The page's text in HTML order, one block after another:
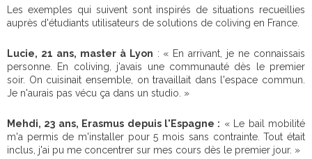
Les exemples qui suivent sont inspirés de situations recueillies
auprès d'étudiants utilisateurs de solutions de coliving en France.
Lucie, 21 ans, master à Lyon : « En arrivant, je ne connaissais
personne. En coliving, j'avais une communauté dès le premier
soir. On cuisinait ensemble, on travaillait dans l'espace commun.
Je n'aurais pas vécu ça dans un studio. »
Mehdi, 23 ans, Erasmus depuis l'Espagne : « Le bail mobilité
m'a permis de m'installer pour 5 mois sans contrainte. Tout était
inclus, j'ai pu me concentrer sur mes cours dès le premier jour. »